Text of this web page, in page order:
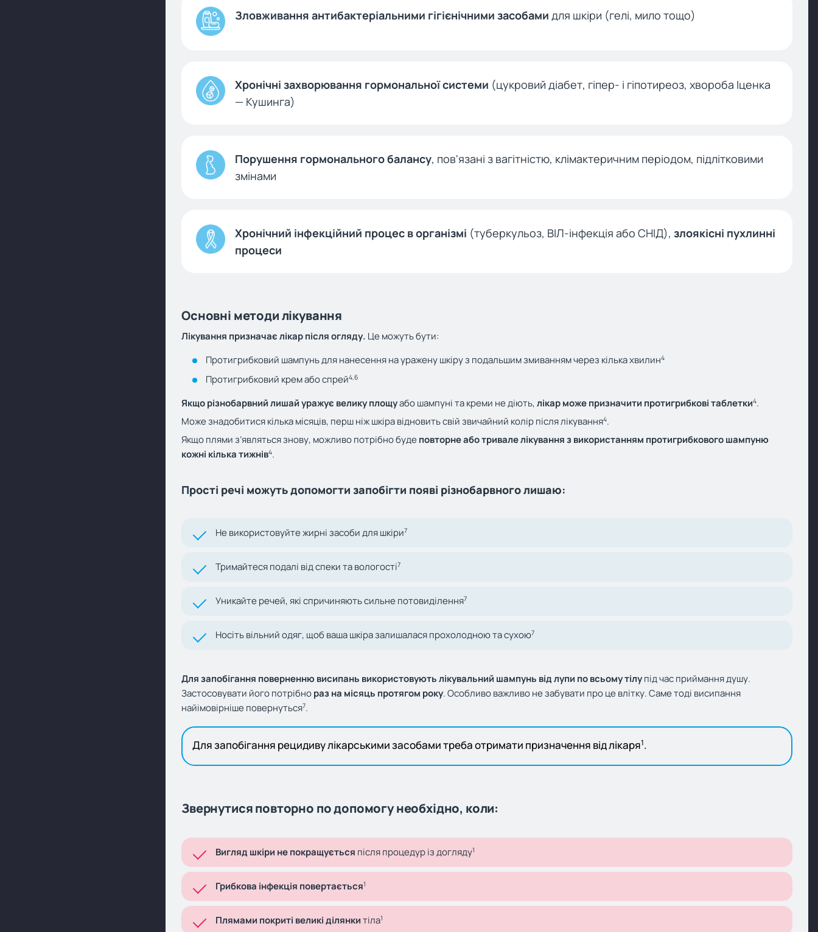
Зловживання антибактеріальними гігієнічними засобами для шкіри (гелі, мило тощо)
Хронічні захворювання гормональної системи (цукровий діабет, гіпер- і гіпотиреоз, хвороба Іценка
— Кушинга)
Порушення гормонального балансу, пов'язані з вагітністю, клімактеричним періодом, підлітковими
змінами
Хронічний інфекційний процес в організмі (туберкульоз, ВІЛ-інфекція або СНІД), злоякісні пухлинні
процеси
Основні методи лікування
Лікування призначає лікар після огляду. Це можуть бути:
Протигрибковий шампунь для нанесення на уражену шкіру з подальшим змиванням через кілька хвилин4
Протигрибковий крем або спрей4,6
Якщо різнобарвний лишай уражує велику площуабо шампуні та креми не діють,лікар може призначити протигрибкові таблетки4.
Може знадобитися кілька місяців, перш ніж шкіра відновить свій звичайний колір після лікування4.
Якщо плями з’являться знову, можливо потрібно буде повторне або тривале лікування з використанням протигрибкового шампуню
кожні кілька тижнів4.
Прості речі можуть допомогти запобігти появі різнобарвного лишаю:
Не використовуйте жирні засоби для шкіри7
Тримайтеся подалі від спеки та вологості7
Уникайте речей, які спричиняють сильне потовиділення7
Носіть вільний одяг, щоб ваша шкіра залишалася прохолодною та сухою7
Для запобігання поверненню висипань використовують лікувальний шампунь від лупи по всьому тілупід час приймання душу.
Застосовувати його потрібнораз на місяць протягом року. Особливо важливо не забувати про це влітку. Саме тоді висипання
найімовірніше повернуться7.
Для запобігання рецидиву лікарськими засобами треба отримати призначення від лікаря1.
Звернутися повторно по допомогу необхідно, коли:
Вигляд шкіри не покращується після процедур із догляду1
Грибкова інфекція повертається1
Плямами покриті великі ділянкитіла1